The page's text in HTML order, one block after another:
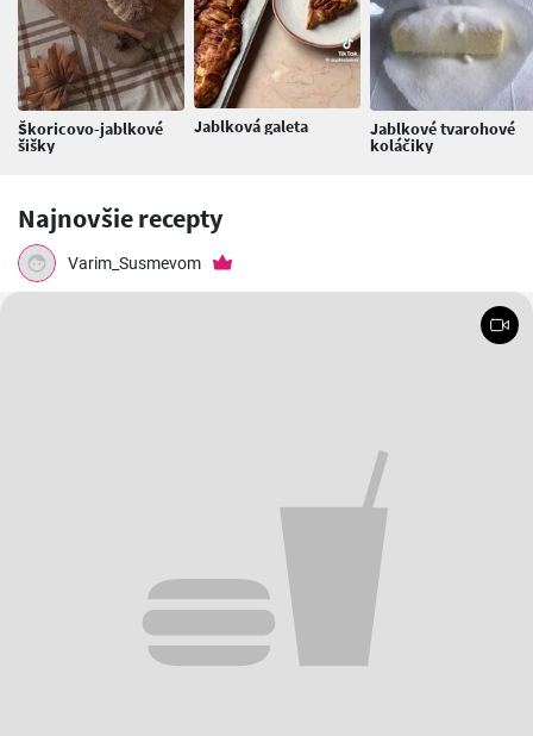
Škoricovo-jablkové
šišky
Jablková galeta Jablkové tvarohové
koláčiky
Najnovšie recepty
Varim_Susmevom